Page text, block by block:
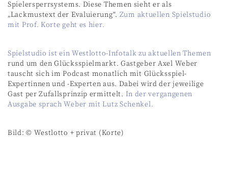
Spielersperrsystems. Diese Themen sieht er als
„Lackmustext der Evaluierung“. Zum aktuellen Spielstudio
mit Prof. Korte geht es hier.
Spielstudio ist ein Westlotto-Infotalk zu aktuellen Themen
rund um den Glücksspielmarkt. Gastgeber Axel Weber
tauscht sich im Podcast monatlich mit Glücksspiel-
Expertinnen und -Experten aus. Dabei wird der jeweilige
Gast per Zufallsprinzip ermittelt. In der vergangenen
Ausgabe sprach Weber mit Lutz Schenkel.
Bild: © Westlotto + privat (Korte)